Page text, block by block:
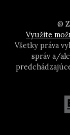
@
Využite
Všetky práva
správ a/